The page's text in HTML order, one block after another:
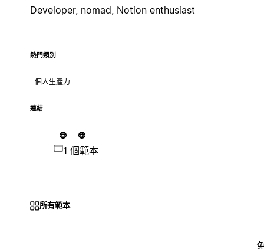
Developer, nomad, Notion enthusiast
熱門類別
個人生產力
連結
1 個範本
所有範本